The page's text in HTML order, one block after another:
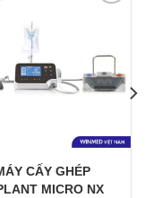
thích
CẤY GHÉP
MICRO NX